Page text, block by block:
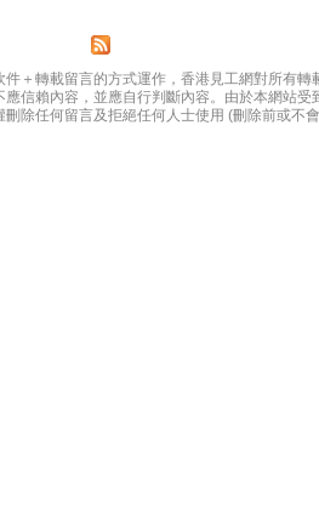
＋轉載留言的方式運作，香港見工網對所有
信賴內容，並應自行判斷內容。由於本網站
除任何留言及拒絕任何人士使用 (刪除前或